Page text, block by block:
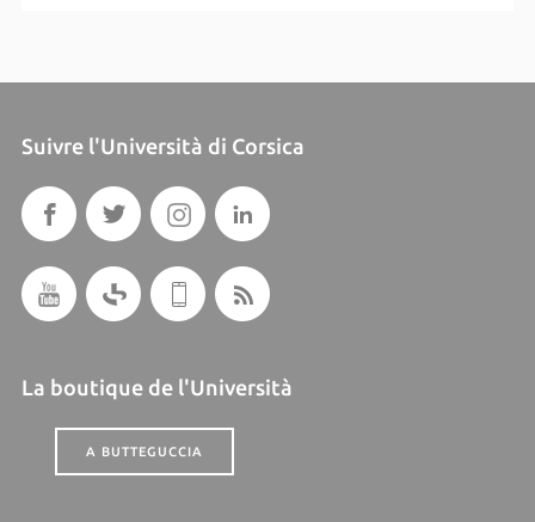
Suivre l'Università di Corsica
La boutique de l'Università
A BUTTEGUCCIA